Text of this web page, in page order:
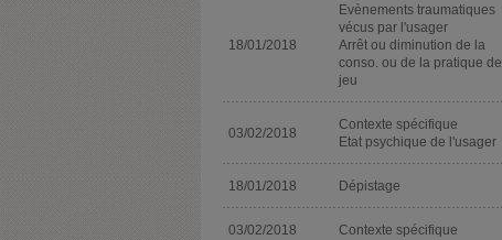
18/01/2018
Evènements traumatiques
vécus par l'usager
Arrêt ou diminution de la
conso. ou de la pratique de
jeu
03/02/2018
Contexte spécifique
Etat psychique de l'usager
18/01/2018 Dépistage
03/02/2018 Contexte spécifique